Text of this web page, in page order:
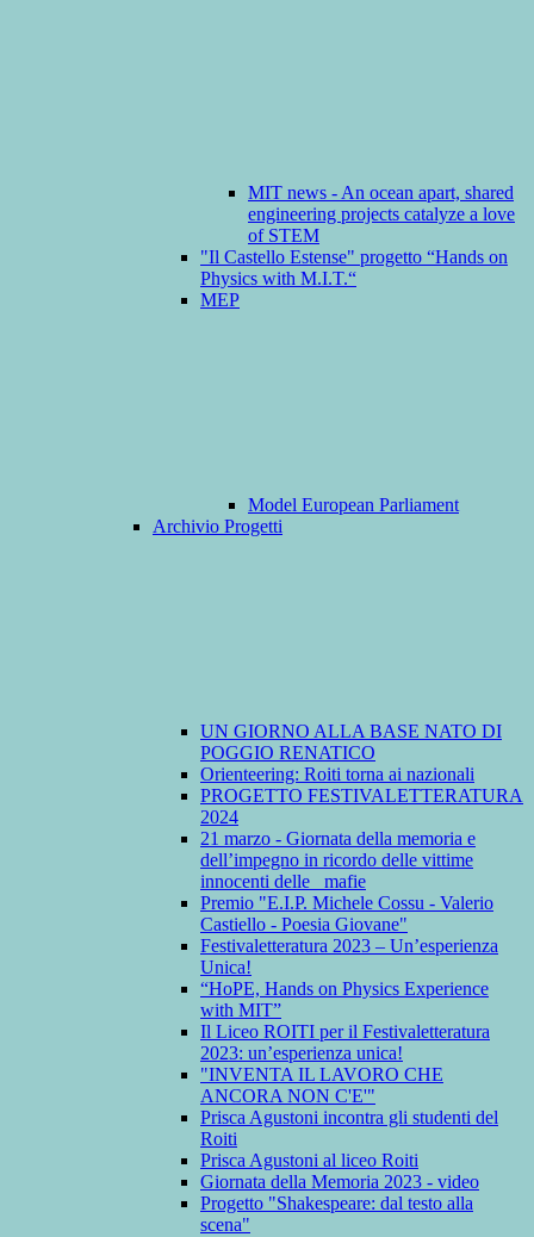
MIT news - An ocean apart, shared
engineering projects catalyze a love
of STEM
"Il Castello Estense" progetto “Hands on
Physics with M.I.T.“
MEP
Model European Parliament
Archivio Progetti
UN GIORNO ALLA BASE NATO DI
POGGIO RENATICO
Orienteering: Roiti torna ai nazionali
PROGETTO FESTIVALETTERATURA
2024
21 marzo - Giornata della memoria e
dell’impegno in ricordo delle vittime
innocenti delle mafie
Premio "E.I.P. Michele Cossu - Valerio
Castiello - Poesia Giovane"
Festivaletteratura 2023 – Un’esperienza
Unica!
“HoPE, Hands on Physics Experience
with MIT”
Il Liceo ROITI per il Festivaletteratura
2023: un’esperienza unica!
"INVENTA IL LAVORO CHE
ANCORA NON C'E'"
Prisca Agustoni incontra gli studenti del
Roiti
Prisca Agustoni al liceo Roiti
Giornata della Memoria 2023 - video
Progetto "Shakespeare: dal testo alla
scena"